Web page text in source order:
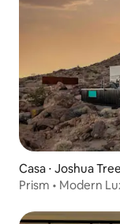
Casa ⋅ Joshua Tree
Prism • Modern